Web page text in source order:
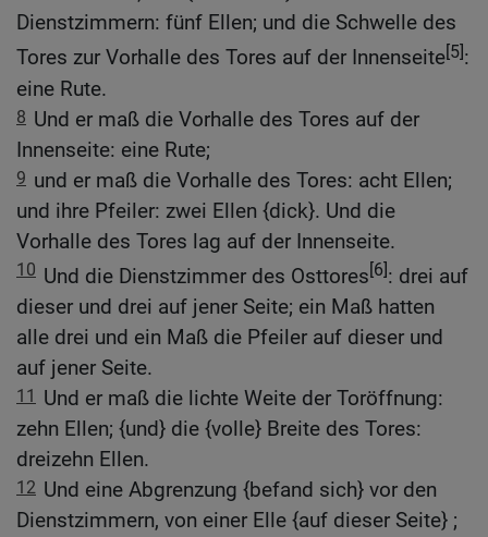
Dienstzimmern: fünf Ellen; und die Schwelle des
Tores zur Vorhalle des Tores auf der Innenseite[5]:
eine Rute.
8 Und er maß die Vorhalle des Tores auf der
Innenseite: eine Rute;
9 und er maß die Vorhalle des Tores: acht Ellen;
und ihre Pfeiler: zwei Ellen {dick}. Und die
Vorhalle des Tores lag auf der Innenseite.
10 Und die Dienstzimmer des Osttores[6]: drei auf
dieser und drei auf jener Seite; ein Maß hatten
alle drei und ein Maß die Pfeiler auf dieser und
auf jener Seite.
11 Und er maß die lichte Weite der Toröffnung:
zehn Ellen; {und} die {volle} Breite des Tores:
dreizehn Ellen.
12 Und eine Abgrenzung {befand sich} vor den
Dienstzimmern, von einer Elle {auf dieser Seite} ;